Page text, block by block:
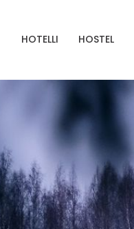
HOTELLI HOSTEL